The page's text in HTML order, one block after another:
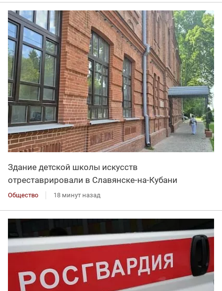
Здание детской школы искусств
отреставрировали в Славянске-на-Кубани
Общество 18 минут назад